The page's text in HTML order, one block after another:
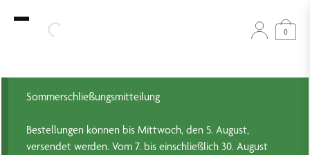
0
Sommerschließungsmitteilung
Bestellungen können bis Mittwoch, den 5. August,
versendet werden. Vom 7. bis einschließlich 30. August